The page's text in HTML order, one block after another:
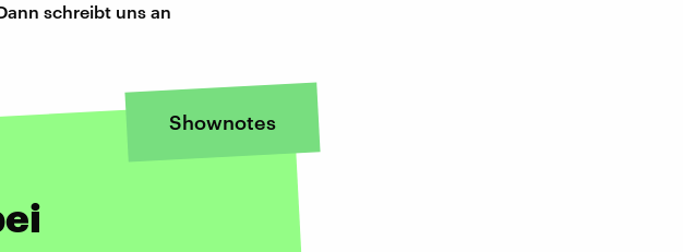
schreibt uns an
Shownotes